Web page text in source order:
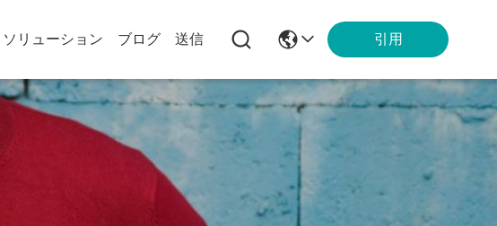
ソリューション ブログ 送信 引用